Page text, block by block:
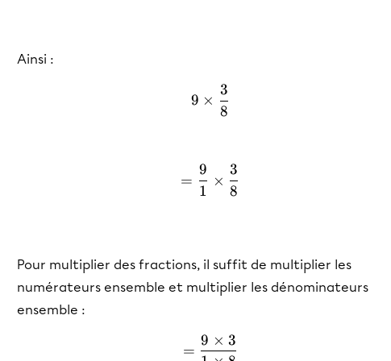
Ainsi :
9 \times \frac{3}{8}
9 ×
8
3
=\frac{9}{1} \times
=
1
9
×
8
3
Pour multiplier des fractions, il suffit de multiplier les
numérateurs ensemble et multiplier les dénominateurs
ensemble :
=
9 × 3